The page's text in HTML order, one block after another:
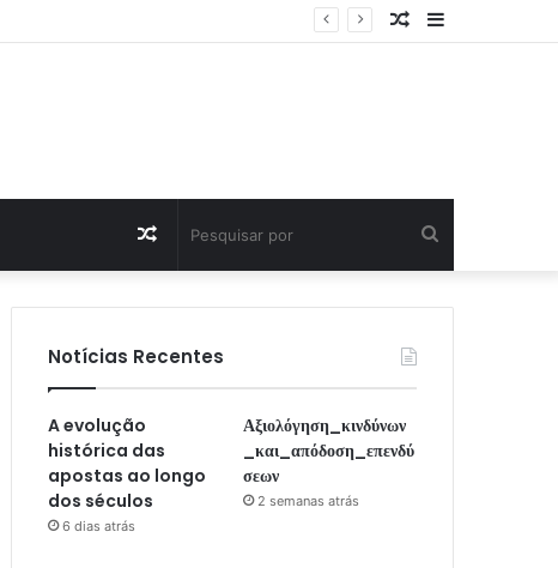
Sidebar
Artigo
por
Artigo
Aleatório
Notícias Recentes
A evolução
histórica das
apostas ao longo
dos séculos
6 dias atrás
Αξιολόγηση_κινδύνων
_και_απόδοση_επενδύ
σεων
2 semanas atrás